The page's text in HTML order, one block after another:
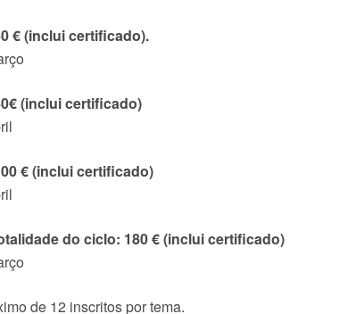
€ (inclui certificado).
(inclui certificado)
€ (inclui certificado)
do ciclo: 180 € (inclui certificado)
de 12 inscritos por tema.